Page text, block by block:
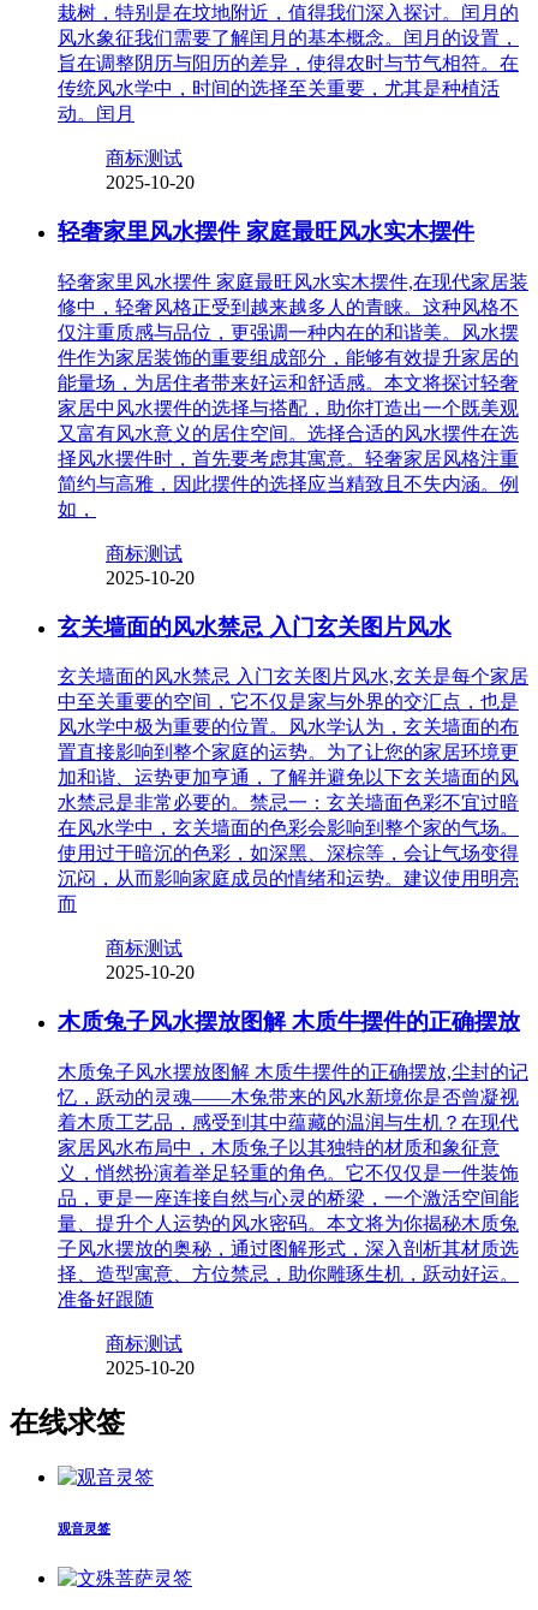
栽树，特别是在坟地附近，值得我们深入探讨。闰月的
风水象征我们需要了解闰月的基本概念。闰月的设置，
旨在调整阴历与阳历的差异，使得农时与节气相符。在
传统风水学中，时间的选择至关重要，尤其是种植活
动。闰月
商标测试
2025-10-20
轻奢家里风水摆件 家庭最旺风水实木摆件
轻奢家里风水摆件 家庭最旺风水实木摆件,在现代家居装
修中，轻奢风格正受到越来越多人的青睐。这种风格不
仅注重质感与品位，更强调一种内在的和谐美。风水摆
件作为家居装饰的重要组成部分，能够有效提升家居的
能量场，为居住者带来好运和舒适感。本文将探讨轻奢
家居中风水摆件的选择与搭配，助你打造出一个既美观
又富有风水意义的居住空间。选择合适的风水摆件在选
择风水摆件时，首先要考虑其寓意。轻奢家居风格注重
简约与高雅，因此摆件的选择应当精致且不失内涵。例
如，
商标测试
2025-10-20
玄关墙面的风水禁忌 入门玄关图片风水
玄关墙面的风水禁忌 入门玄关图片风水,玄关是每个家居
中至关重要的空间，它不仅是家与外界的交汇点，也是
风水学中极为重要的位置。风水学认为，玄关墙面的布
置直接影响到整个家庭的运势。为了让您的家居环境更
加和谐、运势更加亨通，了解并避免以下玄关墙面的风
水禁忌是非常必要的。禁忌一：玄关墙面色彩不宜过暗
在风水学中，玄关墙面的色彩会影响到整个家的气场。
使用过于暗沉的色彩，如深黑、深棕等，会让气场变得
沉闷，从而影响家庭成员的情绪和运势。建议使用明亮
而
商标测试
2025-10-20
木质兔子风水摆放图解 木质牛摆件的正确摆放
木质兔子风水摆放图解 木质牛摆件的正确摆放,尘封的记
忆，跃动的灵魂——木兔带来的风水新境你是否曾凝视
着木质工艺品，感受到其中蕴藏的温润与生机？在现代
家居风水布局中，木质兔子以其独特的材质和象征意
义，悄然扮演着举足轻重的角色。它不仅仅是一件装饰
品，更是一座连接自然与心灵的桥梁，一个激活空间能
量、提升个人运势的风水密码。本文将为你揭秘木质兔
子风水摆放的奥秘，通过图解形式，深入剖析其材质选
择、造型寓意、方位禁忌，助你雕琢生机，跃动好运。
准备好跟随
商标测试
2025-10-20
在线求签
观音灵签